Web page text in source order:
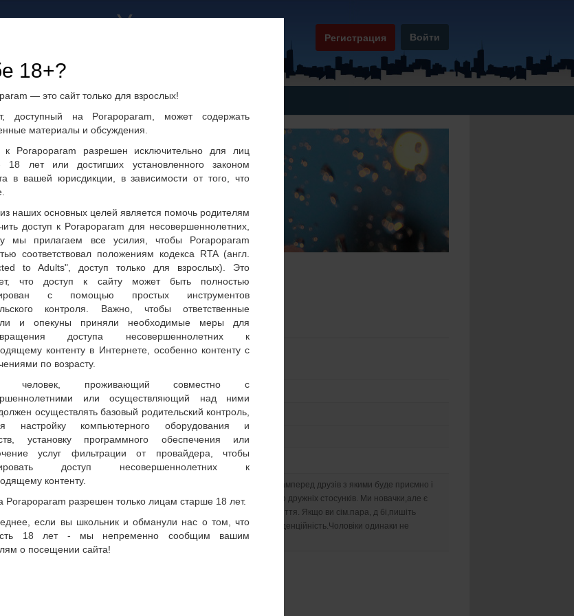
18+?
— это сайт только для взрослых!
доступный на Porapoparam, может содержать
материалы и обсуждения.
к Porapoparam разрешен исключительно для лиц
18 лет или достигших установленного законом
в вашей юрисдикции, в зависимости от того, что
наших основных целей является помочь родителям
доступ к Porapoparam для несовершеннолетних,
мы прилагаем все усилия, чтобы Porapoparam
соответствовал положениям кодекса RTA (англ.
to Adults", доступ только для взрослых). Это
что доступ к сайту может быть полностью
с помощью простых инструментов
контроля. Важно, чтобы ответственные
и опекуны приняли необходимые меры для
доступа несовершеннолетних к
контенту в Интернете, особенно контенту с
по возрасту.
человек, проживающий совместно с
или осуществляющий над ними
осуществлять базовый родительский контроль,
настройку компьютерного оборудования и
установку программного обеспечения или
услуг фильтрации от провайдера, чтобы
доступ несовершеннолетних к
контенту.
Porapoparam разрешен только лицам старше 18 лет.
если вы школьник и обманули нас о том, что
18 лет - мы непременно сообщим вашим
о посещении сайта!
только в Украине
Регистрация Войти
по интересам Фото пользователей
Пара
45-50 лет
Украина
Черкассы
Пара 50/49, ч гетеро,ж по симпатії бі. Хочемо знайти насамперед друзів з якими буде приємно і
спілкуватись, і відпочивати,а секс приємне доповнення до дружніх стосунків. Ми новачки,але є
бажання спробувати урізноманітнити своє сексуальне життя. Якщо ви сім.пара, д бі,пишіть
будемо раді знайомству.На першому місці чистота,конфіденційність.Чоловіки одинаки не
цікавлять взагалі.Наш тлг — @Alw75.